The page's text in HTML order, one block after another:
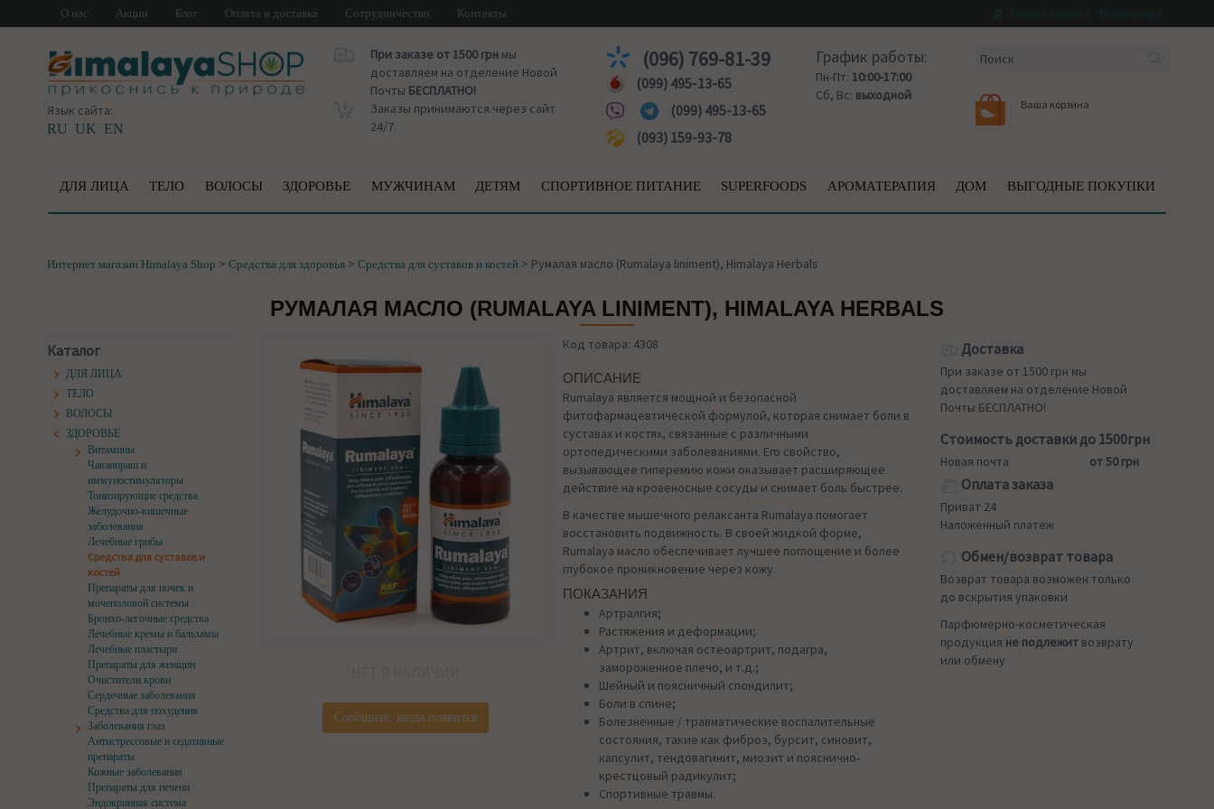
О нас Акции Блог Оплата и доставка Сотрудничество Контакты
Язык сайта:
RU UK EN
При заказе от 1500 грнмы
доставляем на отделение Новой
Почты БЕСПЛАТНО!
Заказы принимаются через сайт
24/7
(096) 769-81-39
(099) 495-13-65
(099) 495-13-65
(093) 159-93-78
График работы:
Пн-Пт: 10:00-17:00
Сб, Вс: выходной
Ваша корзина
ДЛЯ ЛИЦА ТЕЛО ВОЛОСЫ ЗДОРОВЬЕ МУЖЧИНАМ ДЕТЯМ СПОРТИВНОЕ ПИТАНИЕ SUPERFOODS АРОМАТЕРАПИЯ ДОМ ВЫГОДНЫЕ ПОКУПКИ
Интернет магазин Himalaya Shop > Средства для здоровья > Средства для суставов и костей > Румалая масло (Rumalaya liniment), Himalaya Herbals
РУМАЛАЯ МАСЛО (RUMALAYA LINIMENT), HIMALAYA HERBALS
Каталог
ДЛЯ ЛИЦА
ТЕЛО
ВОЛОСЫ
ЗДОРОВЬЕ
Витамины
Чаванпраш и
иммуностимуляторы
Тонизирующие средства
Желудочно-кишечные
заболевания
Лечебные грибы
Средства для суставов и
костей
Препараты для почек и
мочеполовой системы
Бронхо-легочные средства
Лечебные кремы и бальзамы
Лечебные пластыри
Препараты для женщин
Очистители крови
Сердечные заболевания
Средства для похудения
Заболевания глаз
Антистрессовые и седативные
препараты
Кожные заболевания
Препараты для печени
Эндокринная система
Сообщите, когда появится
Код товара: 4308
ОПИСАНИЕ
Rumalaya является мощной и безопасной
фитофармацевтической формулой, которая снимает боли в
суставах и костях, связанные с различными
ортопедическими заболеваниями. Его свойство,
вызывающее гиперемию кожи оказывает расширяющее
действие на кровеносные сосуды и снимает боль быстрее.
В качестве мышечного релаксанта Rumalaya помогает
восстановить подвижность. В своей жидкой форме,
Rumalaya масло обеспечивает лучшее поглощение и более
глубокое проникновение через кожу.
ПОКАЗАНИЯ
Артралгия;
Растяжения и деформации;
Артрит, включая остеоартрит, подагра,
замороженное плечо, и т.д.;
Шейный и поясничный спондилит;
Боли в спине;
Болезненные / травматические воспалительные
состояния, такие как фиброз, бурсит, синовит,
капсулит, тендовагинит, миозит и пояснично-
крестцовый радикулит;
Спортивные травмы.
Доставка
При заказе от 1500 грн мы
доставляем на отделение Новой
Почты БЕСПЛАТНО!
Стоимость доставки до 1500грн
Новая почта от 50 грн
Оплата заказа
Приват 24
Наложенный платеж
Обмен/возврат товара
Возврат товара возможен только
до вскрытия упаковки
Парфюмерно-косметическая
продукция не подлежит возврату
или обмену